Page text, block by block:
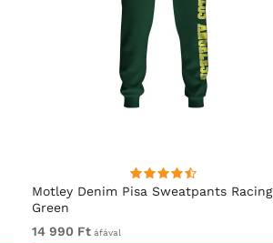
Motley Denim Pisa Sweatpants Racing
Green
14 990 Ft áfával